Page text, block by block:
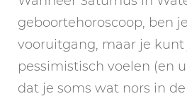
geboortehoroscoop, ben
vooruitgang, maar je
pessimistisch voelen (en
dat je soms wat nors in